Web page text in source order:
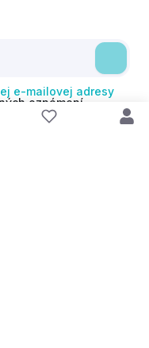
e-mailovej adresy
oznámení
1 písm. a)
môžem kedykoľvek